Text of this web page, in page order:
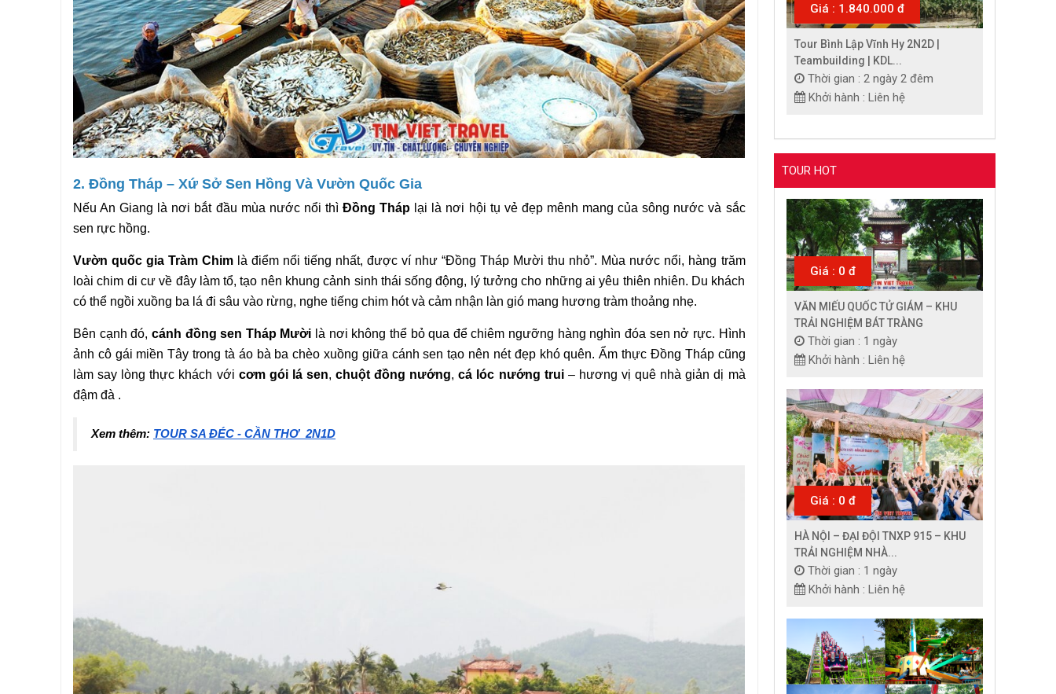
2. Đồng Tháp – Xứ Sở Sen Hồng Và Vườn Quốc Gia
Nếu An Giang là nơi bắt đầu mùa nước nổi thì Đồng Tháp lại là nơi hội tụ vẻ đẹp mênh mang của sông nước và sắc
sen rực hồng.
Vườn quốc gia Tràm Chim là điểm nổi tiếng nhất, được ví như “Đồng Tháp Mười thu nhỏ”. Mùa nước nổi, hàng trăm
loài chim di cư về đây làm tổ, tạo nên khung cảnh sinh thái sống động, lý tưởng cho những ai yêu thiên nhiên. Du khách
có thể ngồi xuồng ba lá đi sâu vào rừng, nghe tiếng chim hót và cảm nhận làn gió mang hương tràm thoảng nhẹ.
Bên cạnh đó, cánh đồng sen Tháp Mười là nơi không thể bỏ qua để chiêm ngưỡng hàng nghìn đóa sen nở rực. Hình
ảnh cô gái miền Tây trong tà áo bà ba chèo xuồng giữa cánh sen tạo nên nét đẹp khó quên. Ẩm thực Đồng Tháp cũng
làm say lòng thực khách với cơm gói lá sen, chuột đồng nướng, cá lóc nướng trui – hương vị quê nhà giản dị mà
đậm đà .
Xem thêm: TOUR SA ĐÉC - CẦN THƠ_2N1D
Giá : 1.840.000 đ
Tour Bình Lập Vĩnh Hy 2N2D |
Teambuilding | KDL...
Thời gian : 2 ngày 2 đêm
Khởi hành : Liên hệ
TOUR HOT
Giá : 0 đ
VĂN MIẾU QUỐC TỬ GIÁM – KHU
TRẢI NGHIỆM BÁT TRÀNG
Thời gian : 1 ngày
Khởi hành : Liên hệ
Giá : 0 đ
HÀ NỘI – ĐẠI ĐỘI TNXP 915 – KHU
TRẢI NGHIỆM NHÀ...
Thời gian : 1 ngày
Khởi hành : Liên hệ